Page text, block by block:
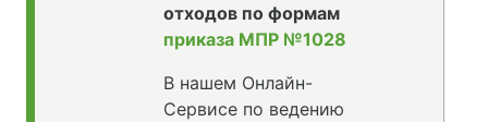
отходов по формам
приказа МПР №1028
В нашем Онлайн-
Сервисе по ведению